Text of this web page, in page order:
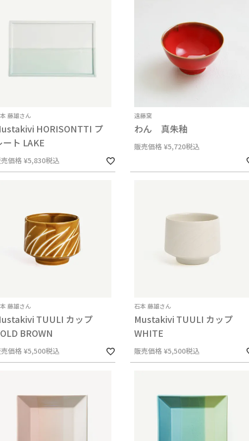
藤雄さん
HORISONTTI プ
ート LAKE
価格 ¥5,830税込
遠藤窯
わん 真朱釉
販売価格 ¥5,720税込
藤雄さん
TUULI カップ
BROWN
価格 ¥5,500税込
石本 藤雄さん
Mustakivi TUULI カップ
WHITE
販売価格 ¥5,500税込